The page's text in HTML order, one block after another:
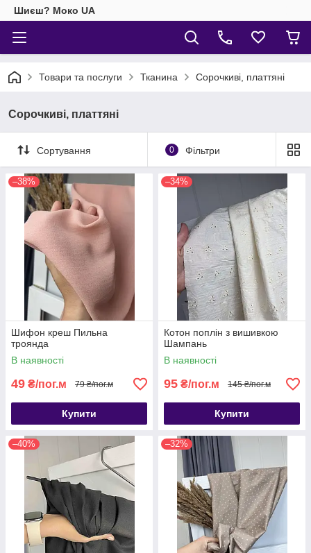
Шиєш? Моко UA
Товари та послуги Тканина Сорочкиві, платтяні
Сорочкиві, платтяні
Сортування 0 Фільтри
–38%
Шифон креш Пильна
троянда
В наявності
49 ₴/пог.м 79 ₴/пог.м
Купити
–34%
Котон поплін з вишивкою
Шампань
В наявності
95 ₴/пог.м 145 ₴/пог.м
Купити
–40% –32%